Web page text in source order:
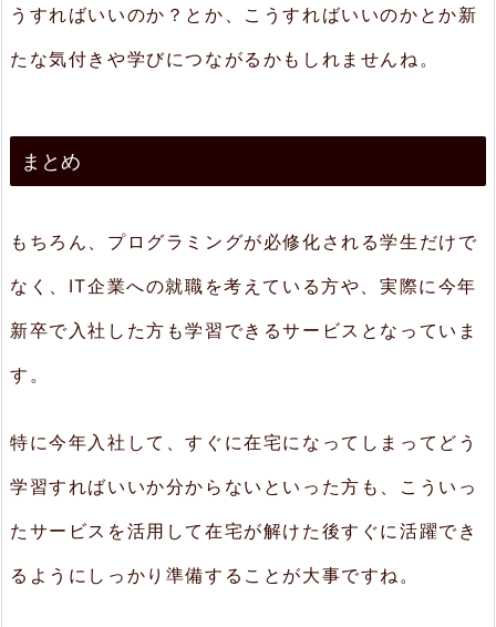
うすればいいのか？とか、こうすればいいのかとか新
たな気付きや学びにつながるかもしれませんね。
まとめ
もちろん、プログラミングが必修化される学生だけで
なく、IT企業への就職を考えている方や、実際に今年
新卒で入社した方も学習できるサービスとなっていま
す。
特に今年入社して、すぐに在宅になってしまってどう
学習すればいいか分からないといった方も、こういっ
たサービスを活用して在宅が解けた後すぐに活躍でき
るようにしっかり準備することが大事ですね。